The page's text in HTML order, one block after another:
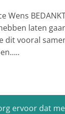
Wens
laten
dit vooral
ervoor dat